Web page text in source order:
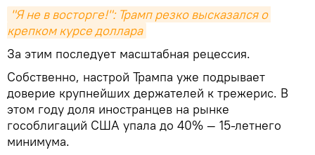
"Я не в восторге!": Трамп резко высказался о
крепком курсе доллара
За этим последует масштабная рецессия.
Собственно, настрой Трампа уже подрывает
доверие крупнейших держателей к трежерис. В
этом году доля иностранцев на рынке
гособлигаций США упала до 40% — 15-летнего
минимума.